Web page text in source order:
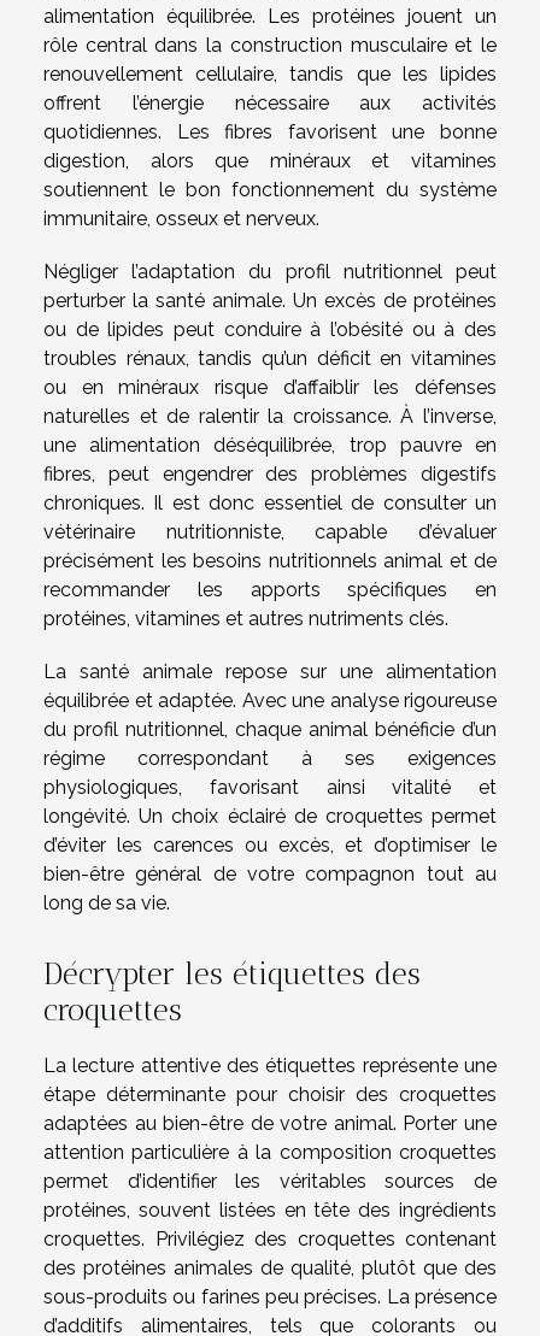
alimentation équilibrée. Les protéines jouent un
rôle central dans la construction musculaire et le
renouvellement cellulaire, tandis que les lipides
offrent l’énergie nécessaire aux activités
quotidiennes. Les fibres favorisent une bonne
digestion, alors que minéraux et vitamines
soutiennent le bon fonctionnement du système
immunitaire, osseux et nerveux.
Négliger l’adaptation du profil nutritionnel peut
perturber la santé animale. Un excès de protéines
ou de lipides peut conduire à l’obésité ou à des
troubles rénaux, tandis qu’un déficit en vitamines
ou en minéraux risque d’affaiblir les défenses
naturelles et de ralentir la croissance. À l’inverse,
une alimentation déséquilibrée, trop pauvre en
fibres, peut engendrer des problèmes digestifs
chroniques. Il est donc essentiel de consulter un
vétérinaire nutritionniste, capable d’évaluer
précisément les besoins nutritionnels animal et de
recommander les apports spécifiques en
protéines, vitamines et autres nutriments clés.
La santé animale repose sur une alimentation
équilibrée et adaptée. Avec une analyse rigoureuse
du profil nutritionnel, chaque animal bénéficie d’un
régime correspondant à ses exigences
physiologiques, favorisant ainsi vitalité et
longévité. Un choix éclairé de croquettes permet
d’éviter les carences ou excès, et d’optimiser le
bien-être général de votre compagnon tout au
long de sa vie.
Décrypter les étiquettes des
croquettes
La lecture attentive des étiquettes représente une
étape déterminante pour choisir des croquettes
adaptées au bien-être de votre animal. Porter une
attention particulière à la composition croquettes
permet d’identifier les véritables sources de
protéines, souvent listées en tête des ingrédients
croquettes. Privilégiez des croquettes contenant
des protéines animales de qualité, plutôt que des
sous-produits ou farines peu précises. La présence
d’additifs alimentaires, tels que colorants ou